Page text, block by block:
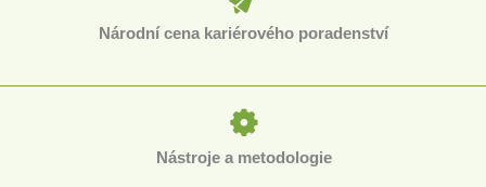
Národní cena kariérového poradenství
Nástroje a metodologie